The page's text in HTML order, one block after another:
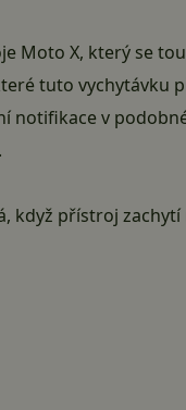
Moto X, který se
tuto vychytávku
notifikace v
když přístroj zachytí